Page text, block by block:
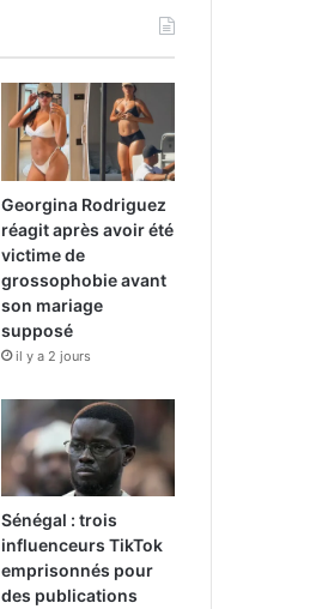
Georgina Rodriguez
réagit après avoir été
victime de
grossophobie avant
son mariage
supposé
il y a 2 jours
Sénégal : trois
influenceurs TikTok
emprisonnés pour
des publications